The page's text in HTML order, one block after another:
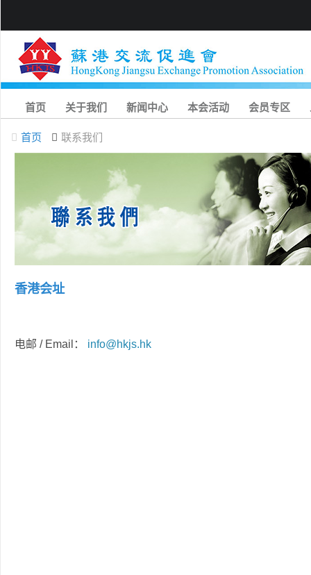
首页 关于我们 新闻中心 本会活动 会员专区
首页 联系我们
香港会址
电邮 / Email： info@hkjs.hk